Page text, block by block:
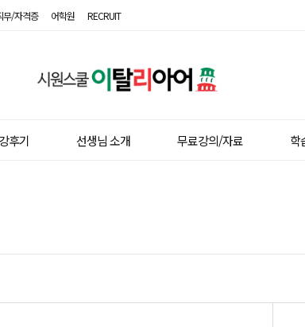
무/자격증 어학원 RECRUIT
원
쿨
후기 선생님 소개 무료강의/자료 학